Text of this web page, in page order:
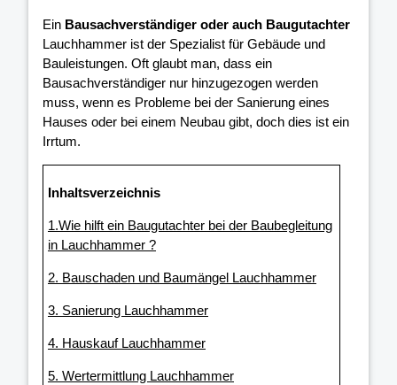
Ein Bausachverständiger oder auch Baugutachter
Lauchhammer ist der Spezialist für Gebäude und
Bauleistungen. Oft glaubt man, dass ein
Bausachverständiger nur hinzugezogen werden
muss, wenn es Probleme bei der Sanierung eines
Hauses oder bei einem Neubau gibt, doch dies ist ein
Irrtum.
Inhaltsverzeichnis
1.Wie hilft ein Baugutachter bei der Baubegleitung
in Lauchhammer ?
2. Bauschaden und Baumängel Lauchhammer
3. Sanierung Lauchhammer
4. Hauskauf Lauchhammer
5. Wertermittlung Lauchhammer